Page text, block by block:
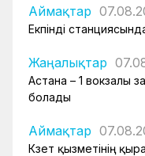
Аймақтар
Екпінді
Жаңалықтар
Астана – 1 вокзалы
болады
Аймақтар
Күзет қызметінің